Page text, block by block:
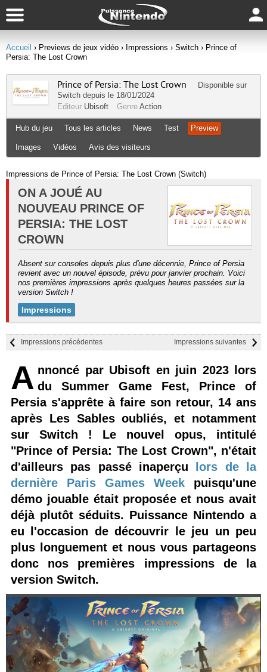
Accueil › Previews de jeux vidéo › Impressions › Switch › Prince of
Persia: The Lost Crown
Prince of Persia: The Lost Crown
Disponible sur
Switch depuis le 18/01/2024
Editeur Ubisoft Genre Action
Hub du jeu Tous les articles News Test Preview
Images Vidéos Avis des visiteurs
Impressions de Prince of Persia: The Lost Crown (Switch)
ON A JOUÉ AU
NOUVEAU PRINCE OF
PERSIA: THE LOST
CROWN
Absent sur consoles depuis plus d'une décennie, Prince of Persia
revient avec un nouvel épisode, prévu pour janvier prochain. Voici
nos premières impressions après quelques heures passées sur la
version Switch !
Impressions
Impressions suivantes
Impressions précédentes
A nnoncé par Ubisoft en juin 2023 lors
du Summer Game Fest, Prince of
Persia s'apprête à faire son retour, 14 ans
après Les Sables oubliés, et notamment
sur Switch ! Le nouvel opus, intitulé
"Prince of Persia: The Lost Crown", n'était
d'ailleurs pas passé inaperçu
lors de la
dernière Paris Games Week puisqu'une
démo jouable était proposée et nous avait
déjà plutôt séduits. Puissance Nintendo a
eu l'occasion de découvrir le jeu un peu
plus longuement et nous vous partageons
donc nos premières impressions de la
version Switch.